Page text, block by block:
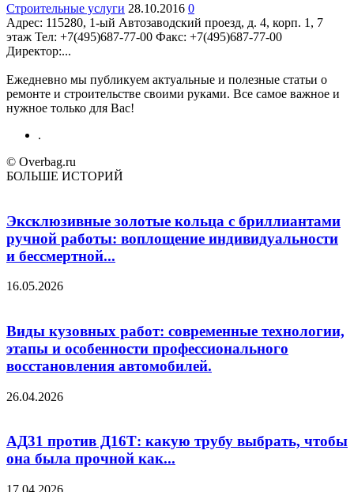
Строительные услуги 28.10.2016 0
Адрес: 115280, 1-ый Автозаводский проезд, д. 4, корп. 1, 7
этаж Teл: +7(495)687-77-00 Факс: +7(495)687-77-00
Директор:...
Ежедневно мы публикуем актуальные и полезные статьи о
ремонте и строительстве своими руками. Все самое важное и
нужное только для Вас!
.
© Overbag.ru
БОЛЬШЕ ИСТОРИЙ
Эксклюзивные золотые кольца с бриллиантами
ручной работы: воплощение индивидуальности
и бессмертной...
16.05.2026
Виды кузовных работ: современные технологии,
этапы и особенности профессионального
восстановления автомобилей.
26.04.2026
АД31 против Д16Т: какую трубу выбрать, чтобы
она была прочной как...